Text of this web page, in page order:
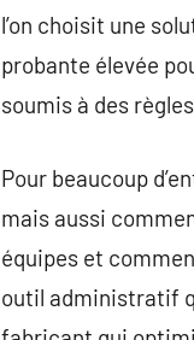
l’on choisit une
probante élevée
soumis à des
Pour beaucoup
mais aussi
équipes et
outil administratif